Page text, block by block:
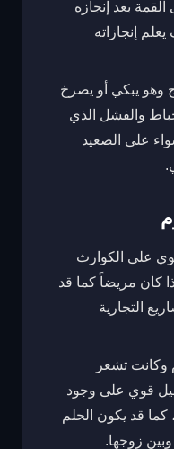
بعد إنجازه
إنجازاته
وهو يبكي أو يصرخ
والفشل الذي
على الصعيد
على الكوارث
كان مريضاً كما قد
التجارية
وكانت تشعر
قوي على وجود
قد يكون الحلم
زوجها.